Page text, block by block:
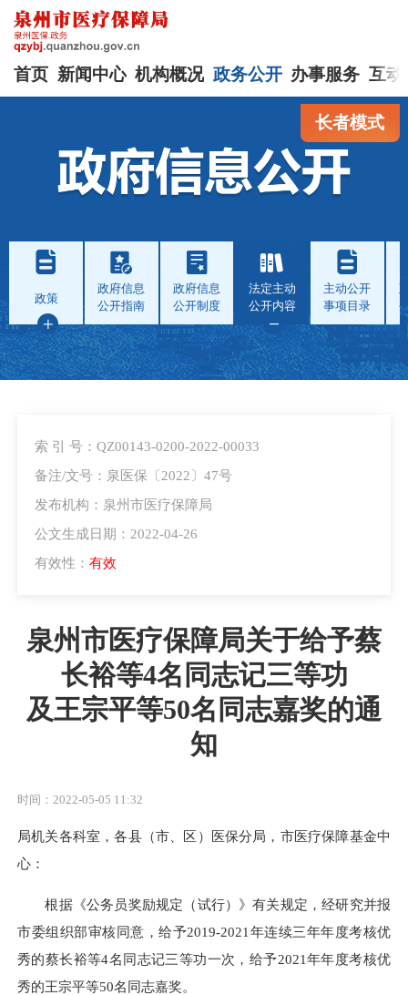
首页 新闻中心 机构概况 政务公开 办事服务 互动
长者模式
政策
政府信息
公开指南
政府信息
公开制度
法定主动
公开内容
主动公开
事项目录
索 引 号：QZ00143-0200-2022-00033
备注/文号：泉医保〔2022〕47号
发布机构：泉州市医疗保障局
公文生成日期：2022-04-26
有效性： 有效
泉州市医疗保障局关于给予蔡
长裕等4名同志记三等功
及王宗平等50名同志嘉奖的通
知
时间：2022-05-05 11:32
局机关各科室，各县（市、区）医保分局，市医疗保障基金中
心：
根据《公务员奖励规定（试行）》有关规定，经研究并报
市委组织部审核同意，给予2019-2021年连续三年年度考核优
秀的蔡长裕等4名同志记三等功一次，给予2021年年度考核优
秀的王宗平等50名同志嘉奖。